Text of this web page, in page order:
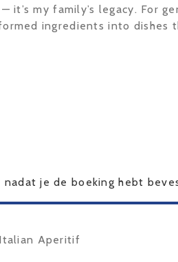
it’s my family’s legacy. For
ingredients into dishes
nadat je de boeking hebt
Italian Aperitif